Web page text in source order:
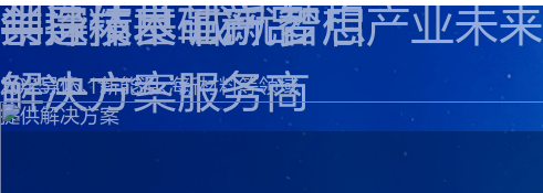
共探技术革新 智启产业未来
2025 06.11-13/上海
半导体基础产品
解决方案服务商
创造精良 成就梦想
为半导体、新能源、新材料等领域
提供解决方案
共探技术革新 智启产业未来
2025 06.11-13/上海